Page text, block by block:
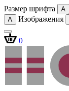
Размер шрифта A
A
Изображения
0